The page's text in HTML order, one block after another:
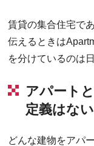
賃貸の集合住宅で
伝えるときは
を分けているのは
アパート
定義はない
どんな建物をアパ